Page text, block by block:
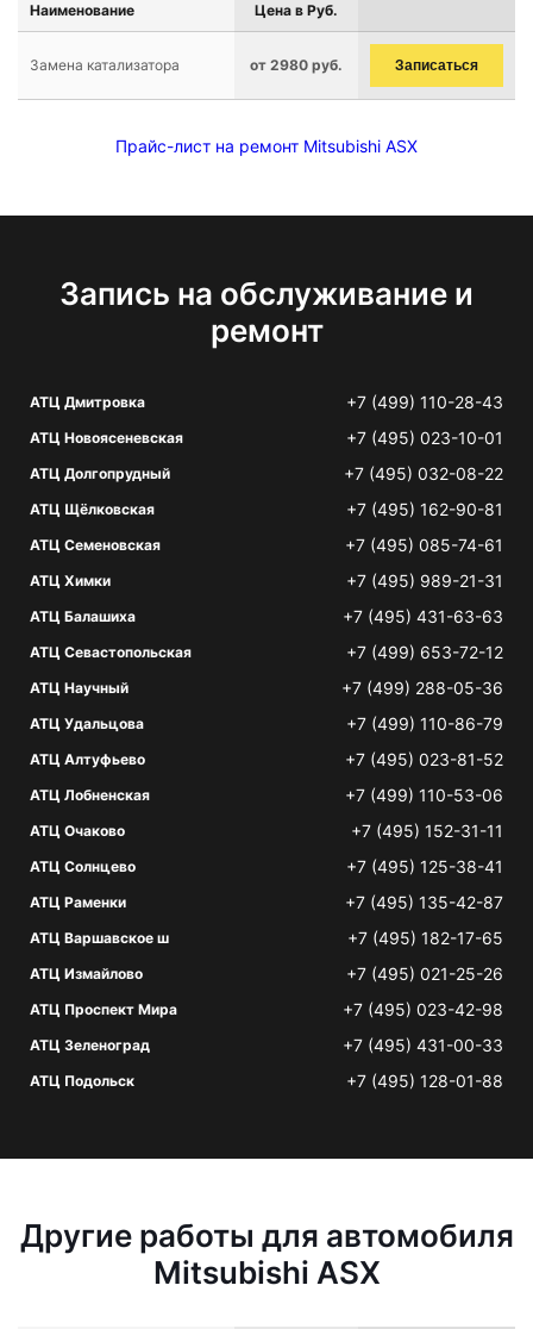
Наименование Цена в Руб.
Замена катализатора от 2980 руб. Записаться
Прайс-лист на ремонт Mitsubishi ASX
Запись на обслуживание и
ремонт
АТЦ Дмитровка +7 (499) 110-28-43
АТЦ Новоясеневская +7 (495) 023-10-01
АТЦ Долгопрудный +7 (495) 032-08-22
АТЦ Щёлковская +7 (495) 162-90-81
АТЦ Семеновская +7 (495) 085-74-61
АТЦ Химки +7 (495) 989-21-31
АТЦ Балашиха +7 (495) 431-63-63
АТЦ Севастопольская +7 (499) 653-72-12
АТЦ Научный +7 (499) 288-05-36
АТЦ Удальцова +7 (499) 110-86-79
АТЦ Алтуфьево +7 (495) 023-81-52
АТЦ Лобненская +7 (499) 110-53-06
АТЦ Очаково +7 (495) 152-31-11
АТЦ Солнцево +7 (495) 125-38-41
АТЦ Раменки +7 (495) 135-42-87
АТЦ Варшавское ш +7 (495) 182-17-65
АТЦ Измайлово +7 (495) 021-25-26
АТЦ Проспект Мира +7 (495) 023-42-98
АТЦ Зеленоград +7 (495) 431-00-33
АТЦ Подольск +7 (495) 128-01-88
Другие работы для автомобиля
Mitsubishi ASX